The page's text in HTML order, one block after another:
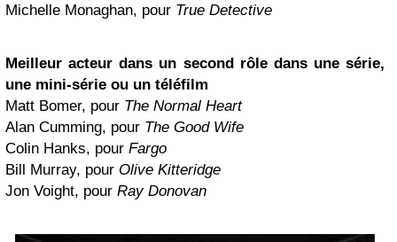
Michelle Monaghan, pour True Detective
Meilleur acteur dans un second rôle dans une série,
une mini-série ou un téléfilm
Matt Bomer, pour The Normal Heart
Alan Cumming, pour The Good Wife
Colin Hanks, pour Fargo
Bill Murray, pour Olive Kitteridge
Jon Voight, pour Ray Donovan